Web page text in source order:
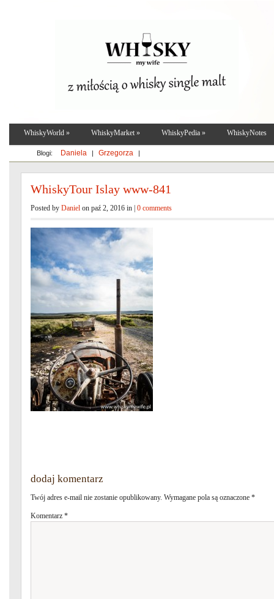
Blogi: Daniela | Grzegorza |
WhiskyWorld » WhiskyMarket » WhiskyPedia » WhiskyNotes
WhiskyTour Islay www-841
Posted by Daniel on paź 2, 2016 in | 0 comments
dodaj komentarz
Twój adres e-mail nie zostanie opublikowany. Wymagane pola są oznaczone *
Komentarz *